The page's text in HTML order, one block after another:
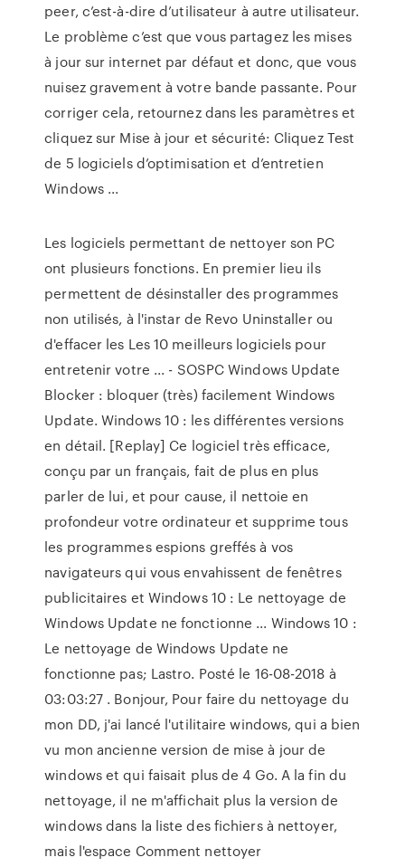
peer, c’est-à-dire d’utilisateur à autre utilisateur.
Le problème c’est que vous partagez les mises
à jour sur internet par défaut et donc, que vous
nuisez gravement à votre bande passante. Pour
corriger cela, retournez dans les paramètres et
cliquez sur Mise à jour et sécurité: Cliquez Test
de 5 logiciels d’optimisation et d’entretien
Windows ...
Les logiciels permettant de nettoyer son PC
ont plusieurs fonctions. En premier lieu ils
permettent de désinstaller des programmes
non utilisés, à l'instar de Revo Uninstaller ou
d'effacer les Les 10 meilleurs logiciels pour
entretenir votre ... - SOSPC Windows Update
Blocker : bloquer (très) facilement Windows
Update. Windows 10 : les différentes versions
en détail. [Replay] Ce logiciel très efficace,
conçu par un français, fait de plus en plus
parler de lui, et pour cause, il nettoie en
profondeur votre ordinateur et supprime tous
les programmes espions greffés à vos
navigateurs qui vous envahissent de fenêtres
publicitaires et Windows 10 : Le nettoyage de
Windows Update ne fonctionne ... Windows 10 :
Le nettoyage de Windows Update ne
fonctionne pas; Lastro. Posté le 16-08-2018 à
03:03:27 . Bonjour, Pour faire du nettoyage du
mon DD, j'ai lancé l'utilitaire windows, qui a bien
vu mon ancienne version de mise à jour de
windows et qui faisait plus de 4 Go. A la fin du
nettoyage, il ne m'affichait plus la version de
windows dans la liste des fichiers à nettoyer,
mais l'espace Comment nettoyer